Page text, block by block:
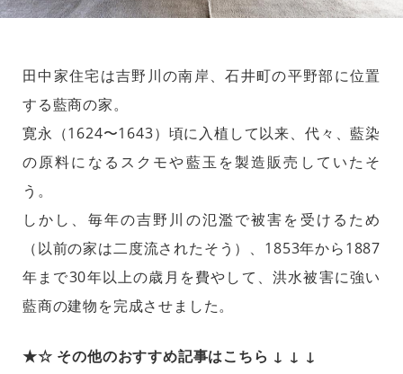
田中家住宅は吉野川の南岸、石井町の平野部に位置
する藍商の家。
寛永（1624〜1643）頃に入植して以来、代々、藍染
の原料になるスクモや藍玉を製造販売していたそ
う。
しかし、毎年の吉野川の氾濫で被害を受けるため
（以前の家は二度流されたそう）、1853年から1887
年まで30年以上の歳月を費やして、洪水被害に強い
藍商の建物を完成させました。
★☆ その他のおすすめ記事はこちら ↓ ↓ ↓